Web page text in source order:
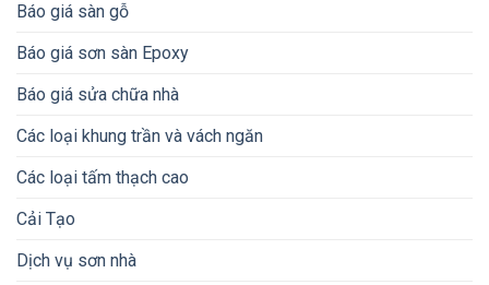
Báo giá sàn gỗ
Báo giá sơn sàn Epoxy
Báo giá sửa chữa nhà
Các loại khung trần và vách ngăn
Các loại tấm thạch cao
Cải Tạo
Dịch vụ sơn nhà